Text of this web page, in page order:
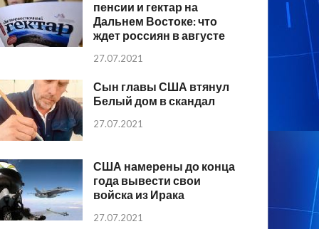
пенсии и гектар на
Дальнем Востоке: что
ждет россиян в августе
27.07.2021
Сын главы США втянул
Белый дом в скандал
27.07.2021
США намерены до конца
года вывести свои
войска из Ирака
27.07.2021